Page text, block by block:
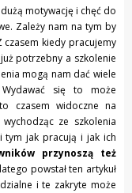
motywację i chęć do
Zależy nam na tym by
kiedy pracujemy
potrzebny a szkolenie
mogą nam dać wiele
się to może
czasem widoczne na
ze szkolenia
tym jak pracują i jak ich
przynoszą też
powstał ten artykuł
i te zakryte może